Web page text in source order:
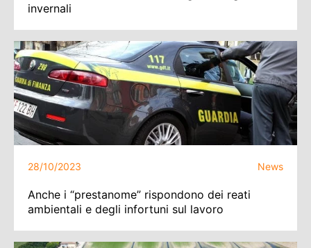
invernali
28/10/2023 News
Anche i “prestanome” rispondono dei reati
ambientali e degli infortuni sul lavoro